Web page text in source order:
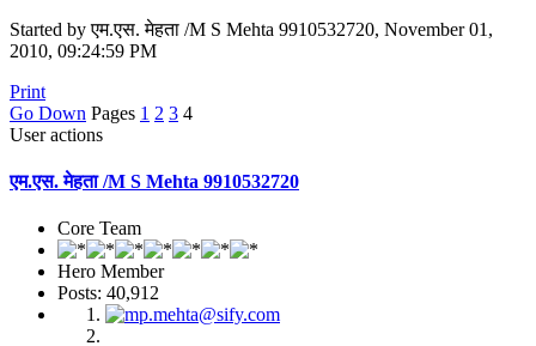
Started by एम.एस. मेहता /M S Mehta 9910532720, November 01,
2010, 09:24:59 PM
Print
Go Down Pages 1 2 3 4
User actions
एम.एस. मेहता /M S Mehta 9910532720
Core Team
Hero Member
Posts: 40,912